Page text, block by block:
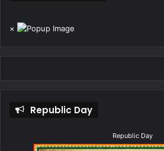
×
Republic Day
Republic Day